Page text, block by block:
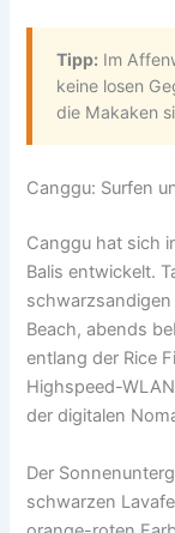
Tipp: Im
keine losen
die Makaken
Canggu: Surfen
Canggu hat sich
Balis entwickelt.
schwarzsandigen
Beach, abends
entlang der Rice
Highspeed-
der digitalen
Der
schwarzen